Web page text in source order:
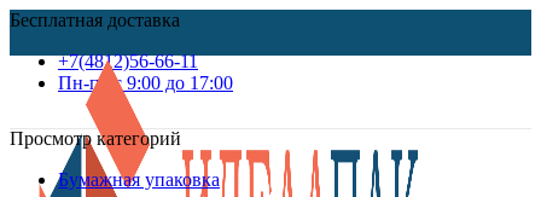
Бесплатная доставка
+7(4812)56-66-11
Пн-пт c 9:00 до 17:00
Просмотр категорий
Бумажная упаковка